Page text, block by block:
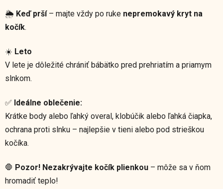
🌦️ Keď prší– majte vždy po ruke nepremokavý kryt na
kočík.
☀️ Leto
V lete je dôležité chrániť bábätko pred prehriatím a priamym
slnkom.
✅ Ideálne oblečenie:
Krátke body alebo ľahký overal, klobúčik alebo ľahká čiapka,
ochrana proti slnku – najlepšie v tieni alebo pod strieškou
kočíka.
🛑 Pozor! Nezakrývajte kočík plienkou – môže sa v ňom
hromadiť teplo!